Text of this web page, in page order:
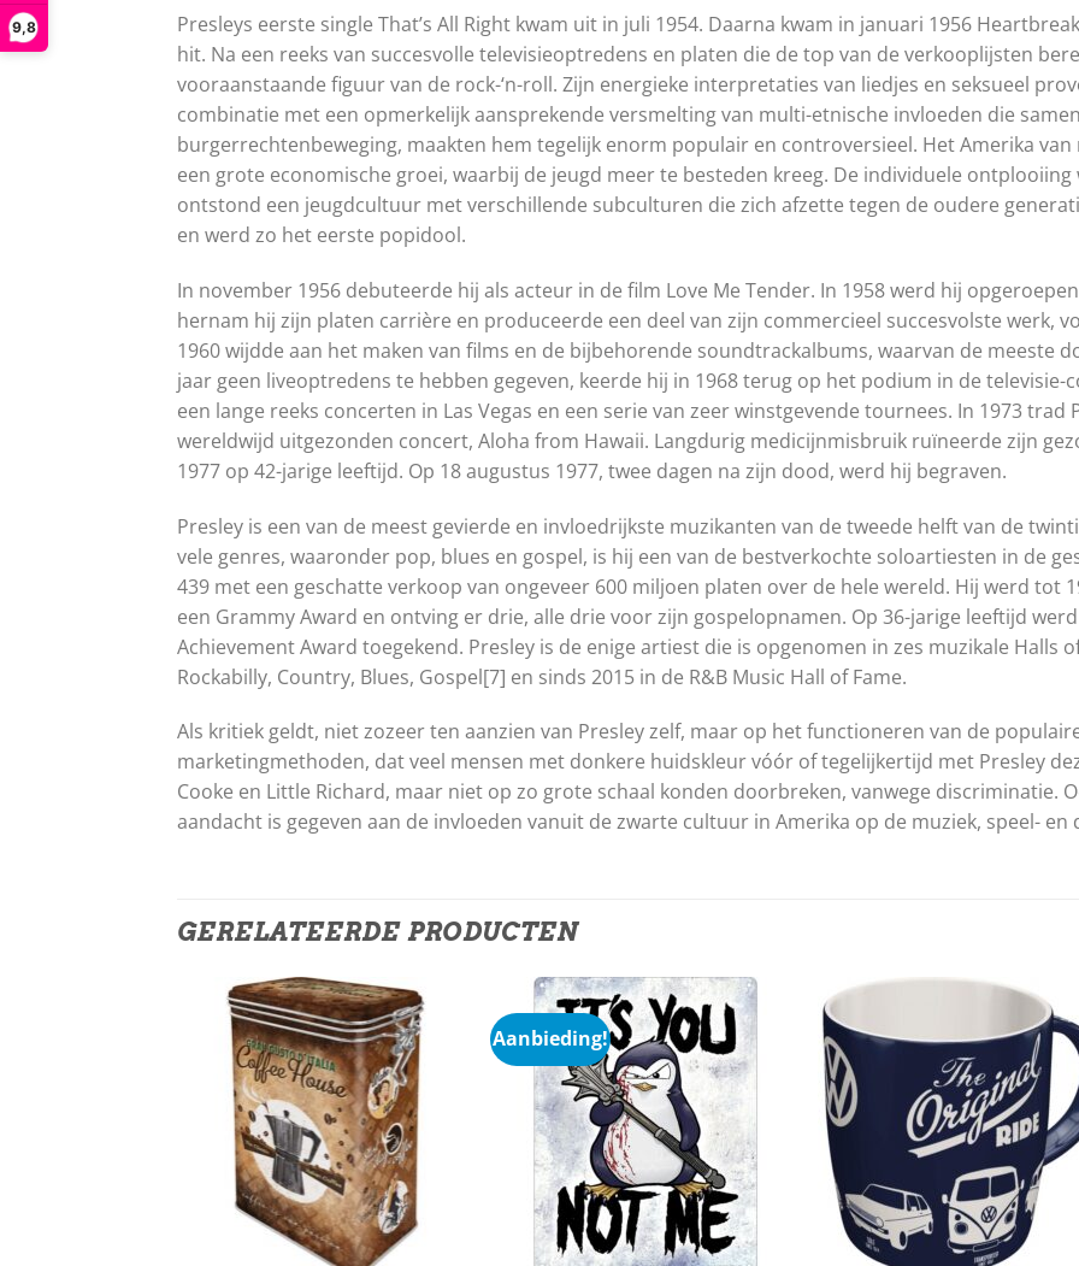
9,8
Presleys eerste single That’s All Right kwam uit in juli 1954. Daarna kwam in januari 1956
hit. Na een reeks van succesvolle televisieoptredens en platen die de top van de verkooplijsten
vooraanstaande figuur van de rock-‘n-roll. Zijn energieke interpretaties van liedjes en seksueel
combinatie met een opmerkelijk aansprekende versmelting van multi-etnische invloeden die
burgerrechtenbeweging, maakten hem tegelijk enorm populair en controversieel. Het Amerika
een grote economische groei, waarbij de jeugd meer te besteden kreeg. De individuele
ontstond een jeugdcultuur met verschillende subculturen die zich afzette tegen de oudere
en werd zo het eerste popidool.
In november 1956 debuteerde hij als acteur in de film Love Me Tender. In 1958 werd hij
hernam hij zijn platen carrière en produceerde een deel van zijn commercieel succesvolste werk,
1960 wijdde aan het maken van films en de bijbehorende soundtrackalbums, waarvan de meeste
jaar geen liveoptredens te hebben gegeven, keerde hij in 1968 terug op het podium in de televisie-
een lange reeks concerten in Las Vegas en een serie van zeer winstgevende tournees. In 1973
wereldwijd uitgezonden concert, Aloha from Hawaii. Langdurig medicijnmisbruik ruïneerde zijn
1977 op 42-jarige leeftijd. Op 18 augustus 1977, twee dagen na zijn dood, werd hij begraven.
Presley is een van de meest gevierde en invloedrijkste muzikanten van de tweede helft van de
vele genres, waaronder pop, blues en gospel, is hij een van de bestverkochte soloartiesten in de
439 met een geschatte verkoop van ongeveer 600 miljoen platen over de hele wereld. Hij werd tot
een Grammy Award en ontving er drie, alle drie voor zijn gospelopnamen. Op 36-jarige leeftijd
Achievement Award toegekend. Presley is de enige artiest die is opgenomen in zes muzikale Halls
Rockabilly, Country, Blues, Gospel[7] en sinds 2015 in de R&B Music Hall of Fame.
Als kritiek geldt, niet zozeer ten aanzien van Presley zelf, maar op het functioneren van de
marketingmethoden, dat veel mensen met donkere huidskleur vóór of tegelijkertijd met Presley
Cooke en Little Richard, maar niet op zo grote schaal konden doorbreken, vanwege discriminatie.
aandacht is gegeven aan de invloeden vanuit de zwarte cultuur in Amerika op de muziek, speel- en
GERELATEERDE PRODUCTEN
Aanbieding!